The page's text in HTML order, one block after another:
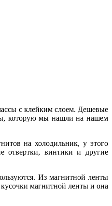
с клейким слоем. Дешевые
которую мы нашли на нашем
на холодильник, у этого
отвертки, винтики и другие
Из магнитной ленты
магнитной ленты и она